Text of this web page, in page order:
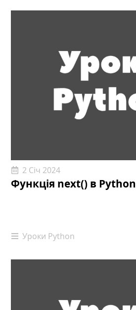
Функція next() в Python
2 Січ 2024
Уроки Python